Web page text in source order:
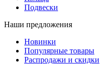
Подвески
Наши предложения
Новинки
Популярные товары
Распродажи и скидки